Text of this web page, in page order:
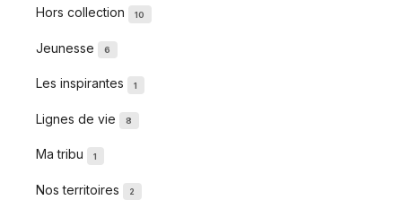
Hors collection 10
Jeunesse 6
Les inspirantes 1
Lignes de vie 8
Ma tribu 1
Nos territoires 2